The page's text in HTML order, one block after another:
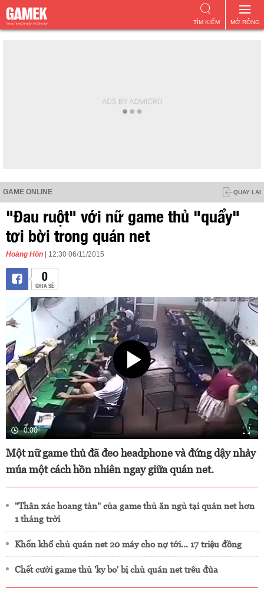
MỞ RỘNG
TÌM KIẾM
GAME ONLINE QUAY LẠI
"Đau ruột" với nữ game thủ "quẩy"
tơi bời trong quán net
Hoàng Hôn | 12:30 06/11/2015
0
CHIA SẺ
0:00
Một nữ game thủ đã đeo headphone và đứng dậy nhảy
múa một cách hồn nhiên ngay giữa quán net.
"Thân xác hoang tàn" của game thủ ăn ngủ tại quán net hơn
1 tháng trời
Khốn khổ chủ quán net 20 máy cho nợ tới... 17 triệu đồng
Chết cười game thủ 'ky bo' bị chủ quán net trêu đùa